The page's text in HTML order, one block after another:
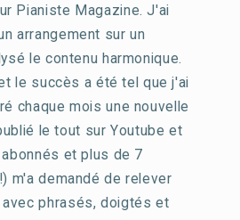
Pianiste Magazine. J'ai
arrangement sur un
le contenu harmonique.
le succès a été tel que j'ai
chaque mois une nouvelle
le tout sur Youtube et
et plus de 7
m'a demandé de relever
phrasés, doigtés et